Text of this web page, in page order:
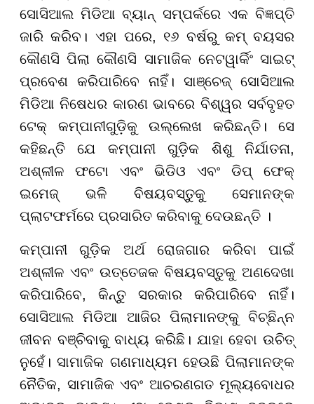
ସୋସିଆଲ ମିଡିଆ ବ୍ୟାନ୍ ସମ୍ପର୍କରେ ଏକ ବିଜ୍ଞପ୍ତି
ଜାରି କରିବ। ଏହା ପରେ, ୧୬ ବର୍ଷରୁ କମ୍ ବୟସର
କୌଣସି ପିଲା କୌଣସି ସାମାଜିକ ନେଟୱାର୍କିଂ ସାଇଟ୍
ପ୍ରବେଶ କରିପାରିବେ ନାହିଁ। ସାଞ୍ଚେଜ୍ ସୋସିଆଲ
ମିଡିଆ ନିଷେଧର କାରଣ ଭାବରେ ବିଶ୍ୱର ସର୍ବବୃହତ
ଟେକ୍ କମ୍ପାନୀଗୁଡ଼ିକୁ ଉଲ୍ଲେଖ କରିଛନ୍ତି। ସେ
କହିଛନ୍ତି ଯେ କମ୍ପାନୀ ଗୁଡ଼ିକ ଶିଶୁ ନିର୍ଯାତନା,
ଅଶ୍ଳୀଳ ଫଟୋ ଏବଂ ଭିଡିଓ ଏବଂ ଡିପ୍ ଫେକ୍
ଇମେଜ୍ ଭଳି ବିଷୟବସ୍ତୁକୁ ସେମାନଙ୍କ
ପ୍ଲାଟଫର୍ମରେ ପ୍ରସାରିତ କରିବାକୁ ଦେଉଛନ୍ତି ।
କମ୍ପାନୀ ଗୁଡ଼ିକ ଅର୍ଥ ରୋଜଗାର କରିବା ପାଇଁ
ଅଶ୍ଳୀଳ ଏବଂ ଉତ୍ତେଜକ ବିଷୟବସ୍ତୁକୁ ଅଣଦେଖା
କରିପାରିବେ, କିନ୍ତୁ ସରକାର କରିପାରିବେ ନାହିଁ।
ସୋସିଆଲ ମିଡିଆ ଆଜିର ପିଲାମାନଙ୍କୁ ବିଚ୍ଛିନ୍ନ
ଜୀବନ ବଞ୍ଚିବାକୁ ବାଧ୍ୟ କରିଛି। ଯାହା ହେବା ଉଚିତ୍
ନୁହେଁ। ସାମାଜିକ ଗଣମାଧ୍ୟମ ହେଉଛି ପିଲାମାନଙ୍କ
ନୈତିକ, ସାମାଜିକ ଏବଂ ଆଚରଣଗତ ମୂଲ୍ୟବୋଧର